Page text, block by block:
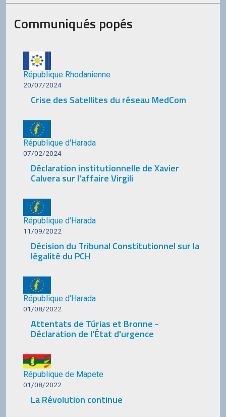
Communiqués popés
République Rhodanienne
20/07/2024
Crise des Satellites du réseau MedCom
République d'Harada
07/02/2024
Déclaration institutionnelle de Xavier
Calvera sur l'affaire Virgili
République d'Harada
11/09/2022
Décision du Tribunal Constitutionnel sur la
légalité du PCH
République d'Harada
01/08/2022
Attentats de Túrias et Bronne -
Déclaration de l'État d'urgence
République de Mapete
01/08/2022
La Révolution continue